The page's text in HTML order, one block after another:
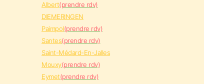
Albert(prendre rdv)
DIEMERINGEN
Paimpol(prendre rdv)
Santes(prendre rdv)
Saint-Médard-En-Jalles
Mouxy(prendre rdv)
Eymet(prendre rdv)